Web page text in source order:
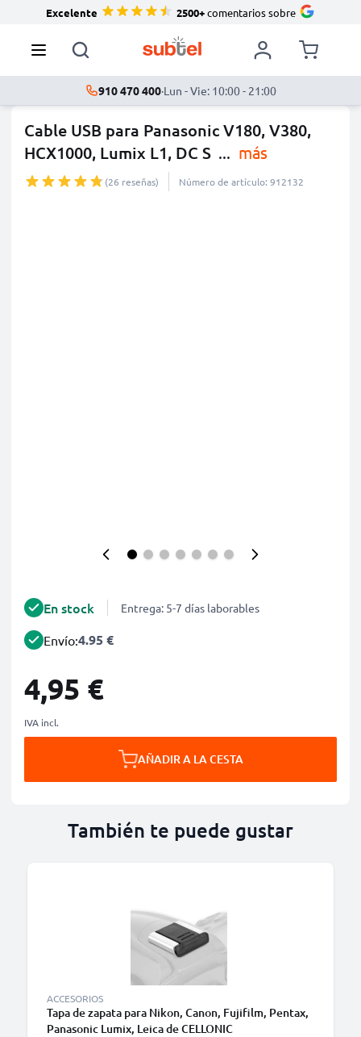
Excelente 2500+comentarios sobre
910 470 400·Lun - Vie: 10:00 - 21:00
Cable USB para Panasonic V180, V380,
HCX1000, Lumix L1, DC S ... más
(26 reseñas) Número de artículo: 912132
En stock Entrega: 5-7 días laborables
Envío:4.95 €
4,95 €
IVA incl.
AÑADIR A LA CESTA
También te puede gustar
ACCESORIOS
Tapa de zapata para Nikon, Canon, Fujifilm, Pentax,
Panasonic Lumix, Leica de CELLONIC